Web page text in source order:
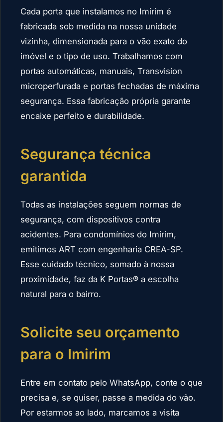
Cada porta que instalamos no Imirim é
fabricada sob medida na nossa unidade
vizinha, dimensionada para o vão exato do
imóvel e o tipo de uso. Trabalhamos com
portas automáticas, manuais, Transvision
microperfurada e portas fechadas de máxima
segurança. Essa fabricação própria garante
encaixe perfeito e durabilidade.
Segurança técnica
garantida
Todas as instalações seguem normas de
segurança, com dispositivos contra
acidentes. Para condomínios do Imirim,
emitimos ART com engenharia CREA-SP.
Esse cuidado técnico, somado à nossa
proximidade, faz da K Portas® a escolha
natural para o bairro.
Solicite seu orçamento
para o Imirim
Entre em contato pelo WhatsApp, conte o que
precisa e, se quiser, passe a medida do vão.
Por estarmos ao lado, marcamos a visita